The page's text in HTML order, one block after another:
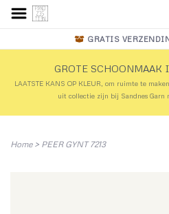
GRATIS
GROTE SCHOONMAAK
LAATSTE KANS OP KLEUR, om ruimte te
uit collectie zijn bij Sandnes Garn
Home> PEER GYNT 7213